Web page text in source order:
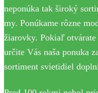
neponúka tak široký
my. Ponúkame rôzne
žiarovky. Pokiaľ
určite Vás naša ponuka
sortiment svietidiel